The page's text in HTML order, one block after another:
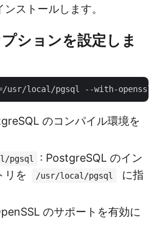
ストールします。
ションを設定しま
のコンパイル環境を
pgsql
: PostgreSQL のイン
リを
/usr/local/pgsql
に指
のサポートを有効に